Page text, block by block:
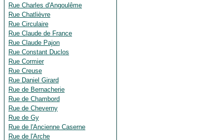
Rue Charles d'Angoulême
Rue Chatlièvre
Rue Circulaire
Rue Claude de France
Rue Claude Pajon
Rue Constant Duclos
Rue Cormier
Rue Creuse
Rue Daniel Girard
Rue de Bernacherie
Rue de Chambord
Rue de Cheverny
Rue de Gy
Rue de l'Ancienne Caserne
Rue de l'Arche